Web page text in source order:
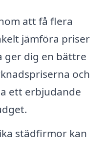
att få flera
jämföra priser
ger dig en bättre
och
ett erbjudande
städfirmor kan